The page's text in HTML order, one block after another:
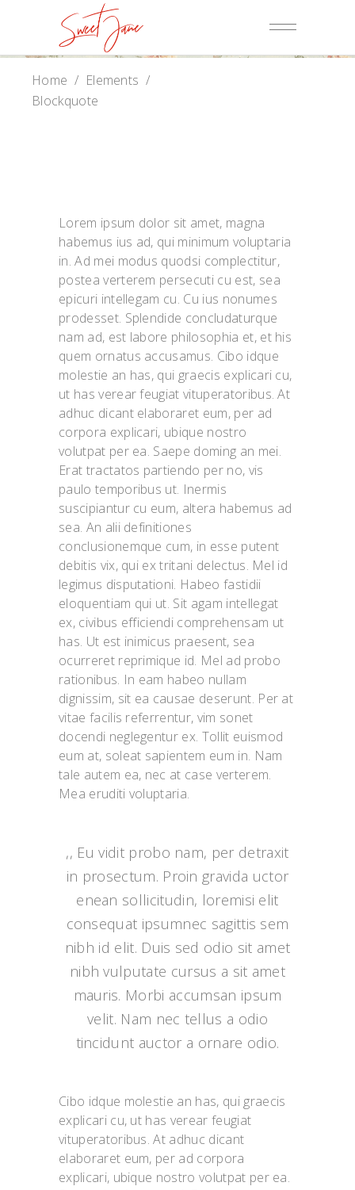
Home / Elements /
Blockquote
Lorem ipsum dolor sit amet, magna
habemus ius ad, qui minimum voluptaria
in. Ad mei modus quodsi complectitur,
postea verterem persecuti cu est, sea
epicuri intellegam cu. Cu ius nonumes
prodesset. Splendide concludaturque
nam ad, est labore philosophia et, et his
quem ornatus accusamus. Cibo idque
molestie an has, qui graecis explicari cu,
ut has verear feugiat vituperatoribus. At
adhuc dicant elaboraret eum, per ad
corpora explicari, ubique nostro
volutpat per ea. Saepe doming an mei.
Erat tractatos partiendo per no, vis
paulo temporibus ut. Inermis
suscipiantur cu eum, altera habemus ad
sea. An alii definitiones
conclusionemque cum, in esse putent
debitis vix, qui ex tritani delectus. Mel id
legimus disputationi. Habeo fastidii
eloquentiam qui ut. Sit agam intellegat
ex, civibus efficiendi comprehensam ut
has. Ut est inimicus praesent, sea
ocurreret reprimique id. Mel ad probo
rationibus. In eam habeo nullam
dignissim, sit ea causae deserunt. Per at
vitae facilis referrentur, vim sonet
docendi neglegentur ex. Tollit euismod
eum at, soleat sapientem eum in. Nam
tale autem ea, nec at case verterem.
Mea eruditi voluptaria.
,, Eu vidit probo nam, per detraxit
in prosectum. Proin gravida uctor
enean sollicitudin, loremisi elit
consequat ipsumnec sagittis sem
nibh id elit. Duis sed odio sit amet
nibh vulputate cursus a sit amet
mauris. Morbi accumsan ipsum
velit. Nam nec tellus a odio
tincidunt auctor a ornare odio.
Cibo idque molestie an has, qui graecis
explicari cu, ut has verear feugiat
vituperatoribus. At adhuc dicant
elaboraret eum, per ad corpora
explicari, ubique nostro volutpat per ea.